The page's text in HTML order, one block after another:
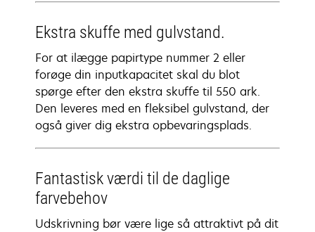
Ekstra skuffe med gulvstand.
For at ilægge papirtype nummer 2 eller
forøge din inputkapacitet skal du blot
spørge efter den ekstra skuffe til 550 ark.
Den leveres med en fleksibel gulvstand, der
også giver dig ekstra opbevaringsplads.
Fantastisk værdi til de daglige
farvebehov
Udskrivning bør være lige så attraktivt på dit